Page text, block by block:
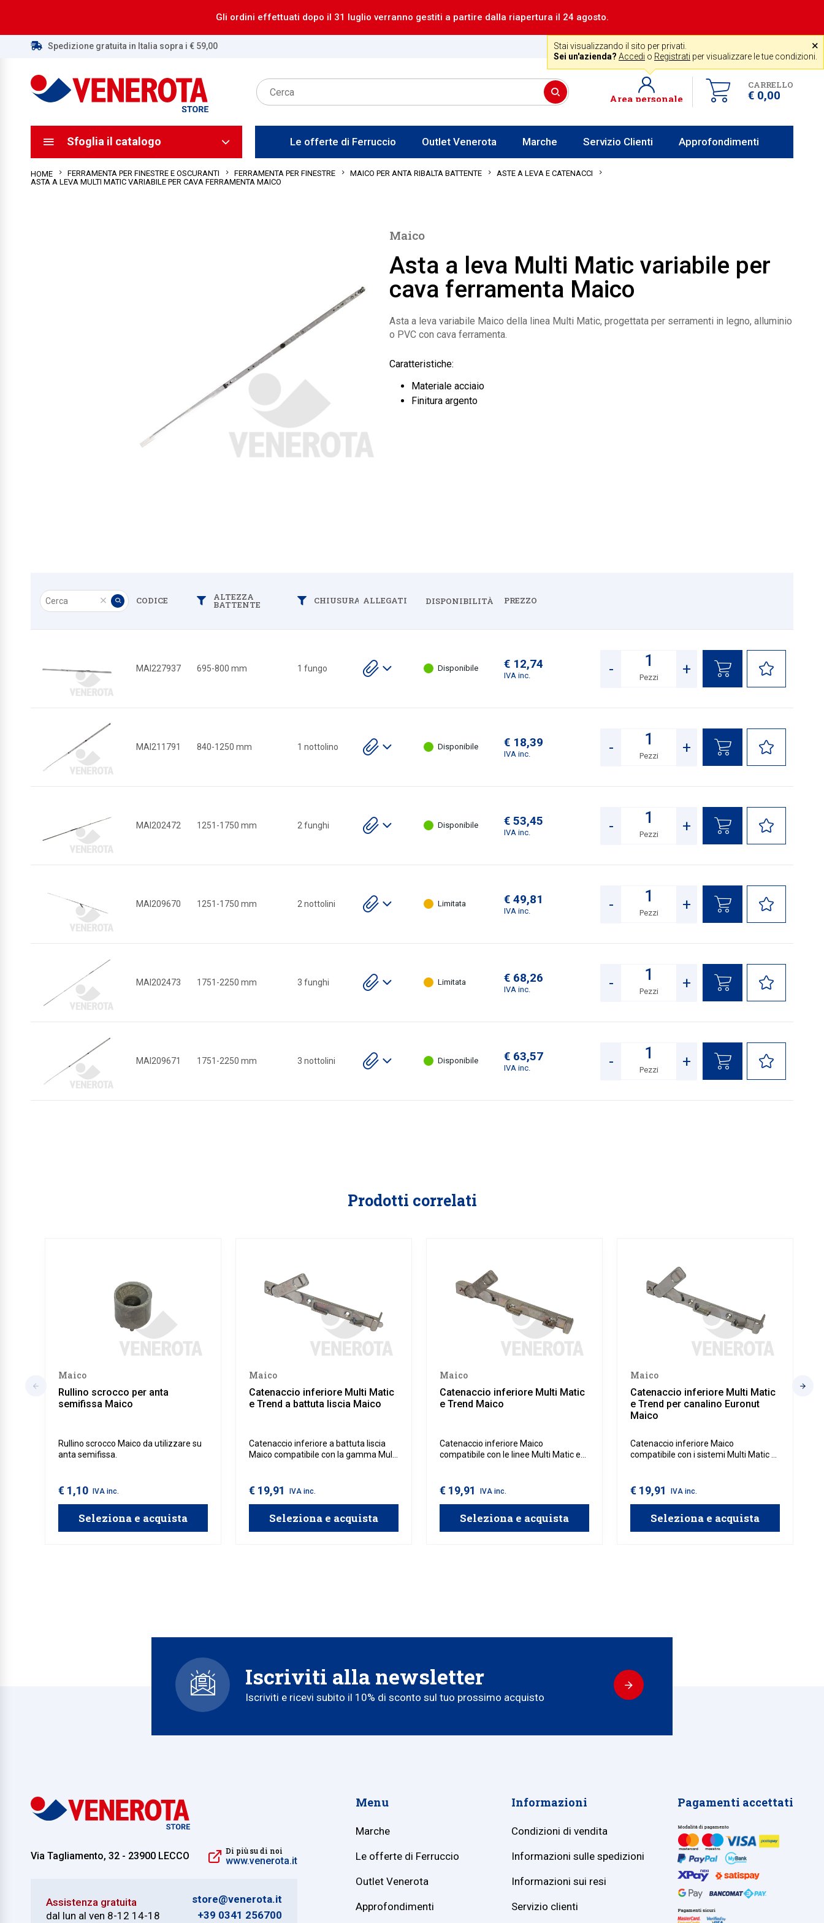
Gli ordini effettuati dopo il 31 luglio verranno gestiti a partire dalla riapertura il 24 agosto.
Spedizione gratuita in Italia sopra i € 59,00 Assistenza gratuita
dal lun al ven 8-12 14-18 +39 0341 256700 ˟
Stai visualizzando il sito per privati.
Sei un'azienda? Accedi o Registrati per visualizzare le tue condizioni.
CARRELLO
€ 0,00
Area personale
Sfoglia il catalogo Le offerte di Ferruccio Outlet Venerota Marche Servizio Clienti Approfondimenti
HOME FERRAMENTA PER FINESTRE E OSCURANTI FERRAMENTA PER FINESTRE MAICO PER ANTA RIBALTA BATTENTE
ASTE A LEVA E CATENACCI
ASTA A LEVA MULTI MATIC VARIABILE PER CAVA FERRAMENTA MAICO
Maico
Asta a leva Multi Matic variabile per
cava ferramenta Maico
Asta a leva variabile Maico della linea Multi Matic, progettata per serramenti in legno, alluminio
o PVC con cava ferramenta.
Caratteristiche:
Materiale acciaio
Finitura argento
Applica
Pulisci CODICE Filtra
ALTEZZA
BATTENTE Filtra
CHIUSURA ALLEGATI Espandi
DISPONIBILITÀ PREZZO
MAI227937 695-800 mm 1 fungo
gli
Disponibile € 12,74
IVA inc. - +
Pezzi
MAI211791 840-1250 mm 1 nottolino
gli
Disponibile € 18,39
IVA inc. - +
Pezzi
MAI202472 1251-1750 mm 2 funghi
gli
Disponibile € 53,45
IVA inc. - +
Pezzi
MAI209670 1251-1750 mm 2 nottolini
gli
Limitata € 49,81
IVA inc. - +
Pezzi
MAI202473 1751-2250 mm 3 funghi
gli
Limitata € 68,26
IVA inc. - +
Pezzi
MAI209671 1751-2250 mm 3 nottolini
gli
Disponibile € 63,57
IVA inc. - +
Pezzi
Prodotti correlati
Maico
Rullino scrocco per anta
semifissa Maico
Rullino scrocco Maico da utilizzare su
anta semifissa.
€ 1,10 IVA inc.
Seleziona e acquista
Maico
Catenaccio inferiore Multi Matic
e Trend a battuta liscia Maico
Catenaccio inferiore a battuta liscia
Maico compatibile con la gamma Multi
€ 19,91 IVA inc.
Seleziona e acquista
Maico
Catenaccio inferiore Multi Matic
e Trend Maico
Catenaccio inferiore Maico
compatibile con le linee Multi Matic e
€ 19,91 IVA inc.
Seleziona e acquista
Maico
Catenaccio inferiore Multi Matic
e Trend per canalino Euronut
Maico
Catenaccio inferiore Maico
compatibile con i sistemi Multi Matic e
€ 19,91 IVA inc.
Seleziona e acquista
Iscriviti alla newsletter
Iscriviti e ricevi subito il 10% di sconto sul tuo prossimo acquisto
Via Tagliamento, 32 - 23900 LECCO Di più su di noi
www.venerota.it
Assistenza gratuita
dal lun al ven 8-12 14-18
store@venerota.it
+39 0341 256700
Menu
Marche
Le offerte di Ferruccio
Outlet Venerota
Approfondimenti
Informazioni
Condizioni di vendita
Informazioni sulle spedizioni
Informazioni sui resi
Servizio clienti
Pagamenti accettati